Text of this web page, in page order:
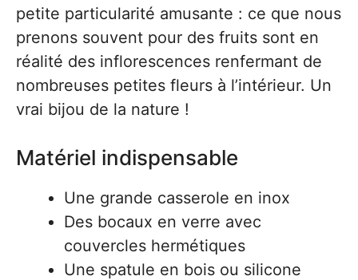
petite particularité amusante : ce que nous
prenons souvent pour des fruits sont en
réalité des inflorescences renfermant de
nombreuses petites fleurs à l’intérieur. Un
vrai bijou de la nature !
Matériel indispensable
Une grande casserole en inox
Des bocaux en verre avec
couvercles hermétiques
Une spatule en bois ou silicone